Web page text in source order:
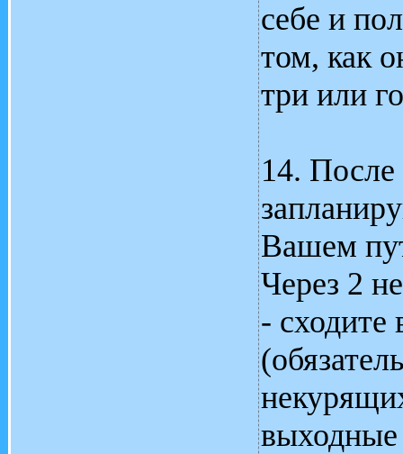
себе и
том, как
три или
14. После
Вашем
Через 2
- сходите